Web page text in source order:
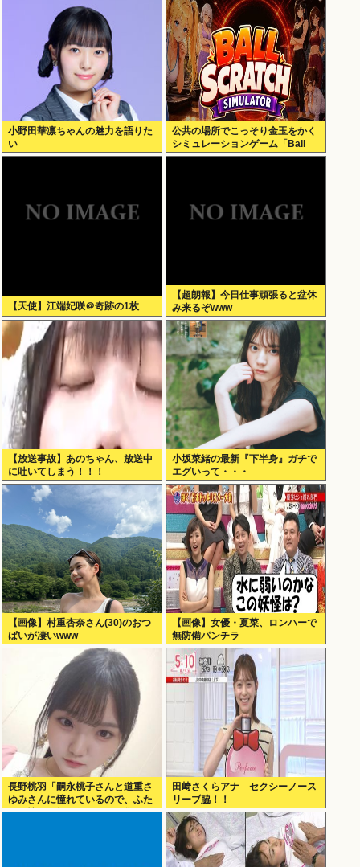
小野田華凛ちゃんの魅力を語りた
い
公共の場所でこっそり金玉をかく
シミュレーションゲーム「Ball
Scratch Simulator」がSteamで
【天使】江端妃咲＠奇跡の1枚
【超朗報】今日仕事頑張ると盆休
み来るぞwww
【放送事故】あのちゃん、放送中
に吐いてしまう！！！
小坂菜緒の最新『下半身』ガチで
エグいって・・・
【画像】村重杏奈さん(30)のおつ
ぱいが凄いwww
【画像】女優・夏菜、ロンハーで
無防備パンチラ
長野桃羽「嗣永桃子さんと道重さ
ゆみさんに憧れているので、ふた
りの憧れの部分をぎゅっと集めた
田﨑さくらアナ セクシーノース
リーブ脇！！